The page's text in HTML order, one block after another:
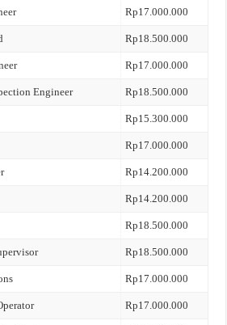
Rp17.000.000
Rp18.500.000
Rp17.000.000
Engineer Rp18.500.000
Rp15.300.000
Rp17.000.000
Rp14.200.000
Rp14.200.000
Rp18.500.000
Rp18.500.000
Rp17.000.000
Rp17.000.000